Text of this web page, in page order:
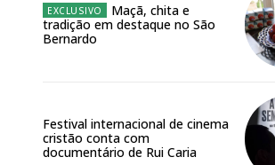
Maçã, chita e
tradição em destaque no São
Bernardo
Festival internacional de cinema
cristão conta com
documentário de Rui Caria